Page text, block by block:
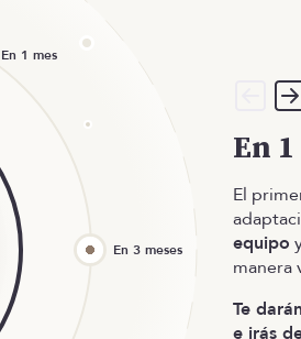
En
El
equipo
manera
Te
e irás